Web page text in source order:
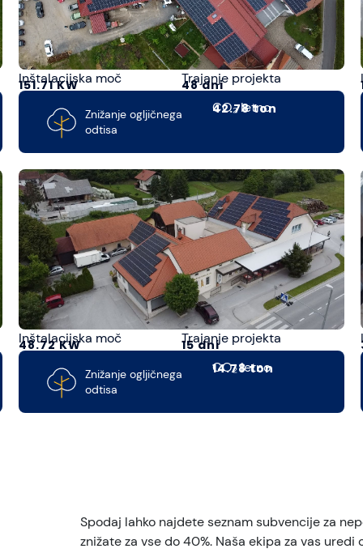
Inštalacijska moč
151.71 KW Trajanje projekta
48 dni
Znižanje ogljičnega
odtisa
42.78 ton
CO₂ letno
Inštalacijska moč
48.72 KW Trajanje projekta
15 dni
Znižanje ogljičnega
odtisa
14.78 ton
CO₂ letno
Spodaj lahko najdete seznam subvencije za
znižate za vse do 40%. Naša ekipa za vas